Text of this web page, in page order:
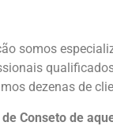
somos
dezenas de
Conseto de